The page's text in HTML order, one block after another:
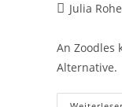
Julia Rohe
An Zoodles
Alternative.